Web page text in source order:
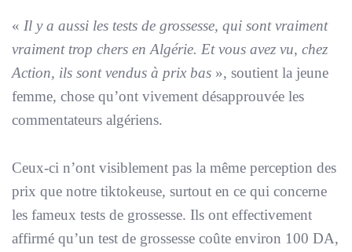
« Il y a aussi les tests de grossesse, qui sont vraiment
vraiment trop chers en Algérie. Et vous avez vu, chez
Action, ils sont vendus à prix bas », soutient la jeune
femme, chose qu’ont vivement désapprouvée les
commentateurs algériens.
Ceux-ci n’ont visiblement pas la même perception des
prix que notre tiktokeuse, surtout en ce qui concerne
les fameux tests de grossesse. Ils ont effectivement
affirmé qu’un test de grossesse coûte environ 100 DA,